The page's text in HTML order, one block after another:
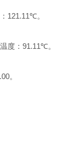
121.11℃。
度： 91.11℃。
。